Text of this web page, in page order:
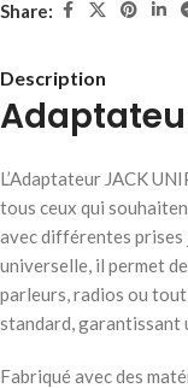
Share:
Description
L’Adaptateur JACK
tous ceux qui
avec différentes
universelle, il permet
parleurs, radios ou
standard, garantissant
Fabriqué avec des